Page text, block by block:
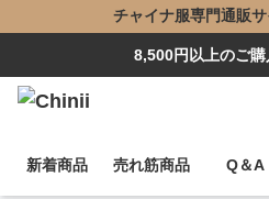
チャイナ服専門通販
8,500円以上のご
新着商品 売れ筋商品 Q＆A